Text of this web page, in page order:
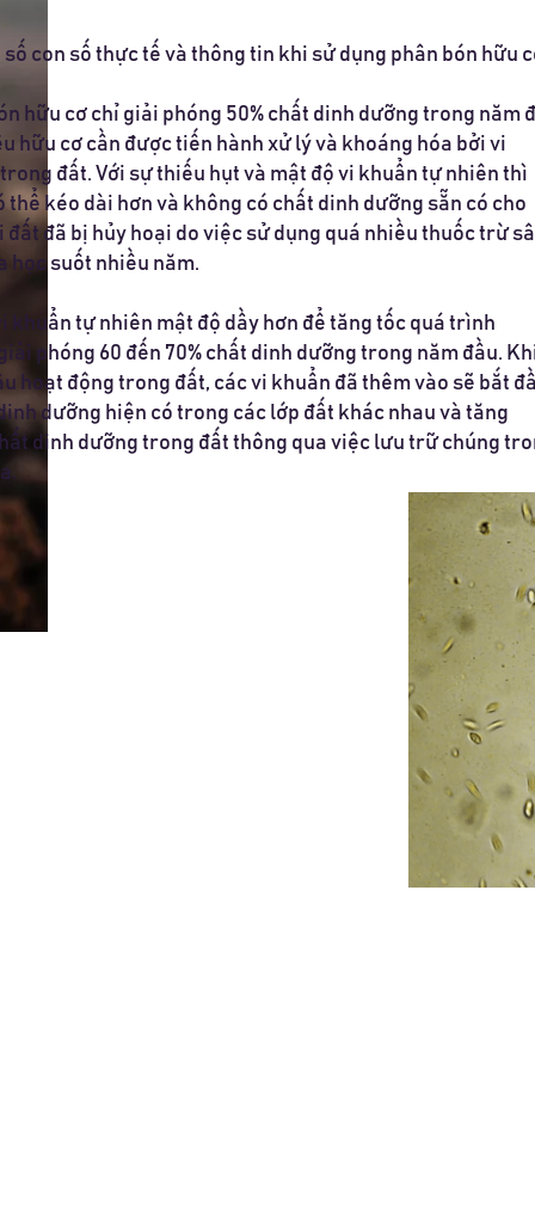
con số thực tế và thông tin khi sử dụng phân bón hữu
hữu cơ chỉ giải phóng 50% chất dinh dưỡng trong năm
hữu cơ cần được tiến hành xử lý và khoáng hóa bởi vi
đất. Với sự thiếu hụt và mật độ vi khuẩn tự nhiên thì
thể kéo dài hơn và không có chất dinh dưỡng sẵn có cho
đất đã bị hủy hoại do việc sử dụng quá nhiều thuốc trừ
học suốt nhiều năm.
tự nhiên mật độ dầy hơn để tăng tốc quá trình
phóng 60 đến 70% chất dinh dưỡng trong năm đầu.
hoạt động trong đất, các vi khuẩn đã thêm vào sẽ bắt
dưỡng hiện có trong các lớp đất khác nhau và tăng
dinh dưỡng trong đất thông qua việc lưu trữ chúng